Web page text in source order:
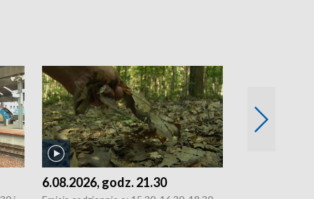
6.08.2026, godz. 21.30